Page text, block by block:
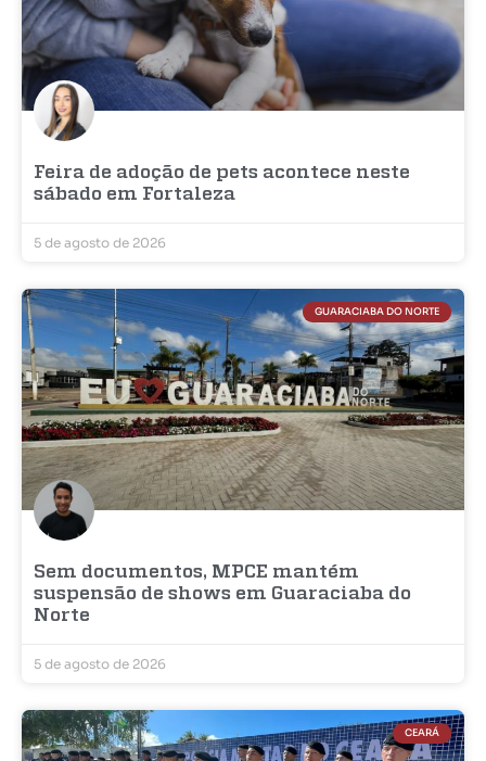
Feira de adoção de pets acontece neste
sábado em Fortaleza
5 de agosto de 2026
GUARACIABA DO NORTE
Sem documentos, MPCE mantém
suspensão de shows em Guaraciaba do
Norte
5 de agosto de 2026
CEARÁ